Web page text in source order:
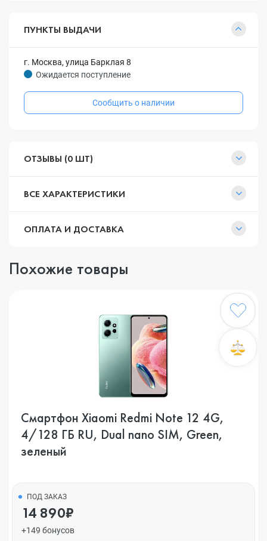
ПУНКТЫ ВЫДАЧИ
г. Москва, улица Барклая 8
Ожидается поступление
Сообщить о наличии
ОТЗЫВЫ (0 ШТ)
ВСЕ ХАРАКТЕРИСТИКИ
ОПЛАТА И ДОСТАВКА
Похожие товары
Смартфон Xiaomi Redmi Note 12 4G,
4/128 ГБ RU, Dual nano SIM, Green,
зеленый
ПОД ЗАКАЗ
14 890₽
+149 бонусов